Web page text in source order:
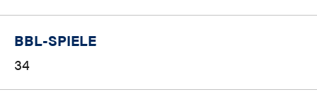
BBL-SPIELE
34